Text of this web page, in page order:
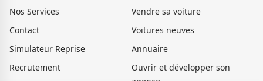
Nos Services
Vendre sa voiture
Contact
Voitures neuves
Simulateur Reprise
Annuaire
Recrutement
Ouvrir et développer son